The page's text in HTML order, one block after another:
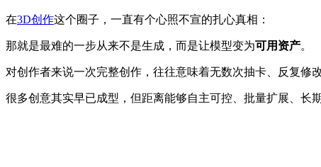
在3D创作这个圈子，一直有个心照不宣的扎心真相：
那就是最难的一步从来不是生成，而是让模型变为可用资产。
对创作者来说一次完整创作，往往意味着无数次抽卡、反复修
很多创意其实早已成型，但距离能够自主可控、批量扩展、长